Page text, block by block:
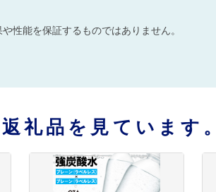
性能を保証するものではありません。
礼品を見ています。